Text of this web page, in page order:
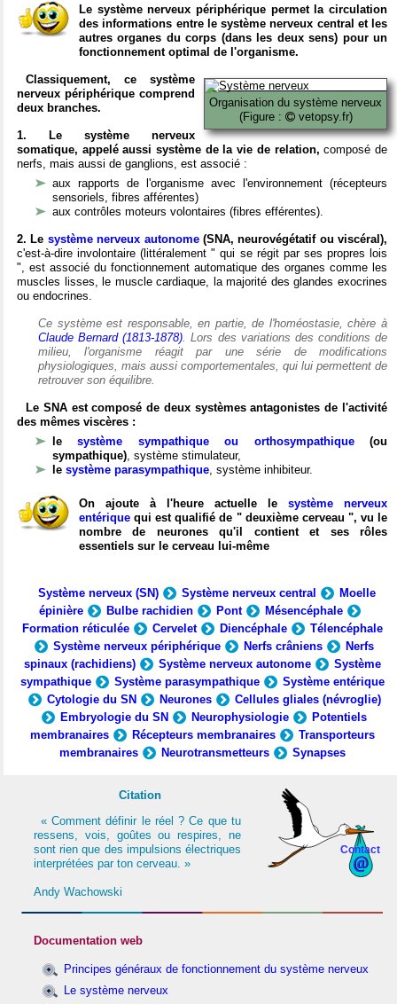
Le système nerveux périphérique permet la circulation
des informations entre le système nerveux central et les
autres organes du corps (dans les deux sens) pour un
fonctionnement optimal de l'organisme.
Organisation du système nerveux
(Figure :
vetopsy.fr)
Classiquement, ce système
nerveux périphérique comprend
deux branches.
1. Le système nerveux
somatique, appelé aussi système de la vie de relation, composé de
nerfs, mais aussi de ganglions, est associé :
aux rapports de l'organisme avec l'environnement (récepteurs
sensoriels, fibres afférentes)
aux contrôles moteurs volontaires (fibres efférentes).
2. Le système nerveux autonome(SNA, neurovégétatif ou viscéral),
c'est-à-dire involontaire (littéralement " qui se régit par ses propres lois
", est associé du fonctionnement automatique des organes comme les
muscles lisses, le muscle cardiaque, la majorité des glandes exocrines
ou endocrines.
Ce système est responsable, en partie, de l'homéostasie, chère à
Claude Bernard (1813-1878). Lors des variations des conditions de
milieu, l'organisme réagit par une série de modifications
physiologiques, mais aussi comportementales, qui lui permettent de
retrouver son équilibre.
Le SNA est composé de deux systèmes antagonistes de l'activité
des mêmes viscères :
lesystème sympathique ou orthosympathique(ou
sympathique), système stimulateur,
le système parasympathique, système inhibiteur.
On ajoute à l'heure actuelle le système nerveux
entérique qui est qualifié de " deuxième cerveau ", vu le
nombre de neurones qu'il contient et ses rôles
essentiels sur le cerveau lui-même
Système nerveux (SN) Système nerveux central
Moelle
épinière
Bulbe rachidien Pont
Mésencéphale
Formation réticulée
Cervelet Diencéphale
Télencéphale
Système nerveux périphérique
Nerfs crâniens
Nerfs
spinaux (rachidiens)
Système nerveux autonome
Système
sympathique
Système parasympathique
Système entérique
Cytologie du SN
Neurones
Cellules gliales (névroglie)
Embryologie du SN
Neurophysiologie
Potentiels
membranaires
Récepteurs membranaires
Transporteurs
membranaires
Neurotransmetteurs Synapses
Contact
Citation
« Comment définir le réel ? Ce que tu
ressens, vois, goûtes ou respires, ne
sont rien que des impulsions électriques
interprétées par ton cerveau. »
Andy Wachowski
Documentation web
Principes généraux de fonctionnement du système nerveux
Le système nerveux